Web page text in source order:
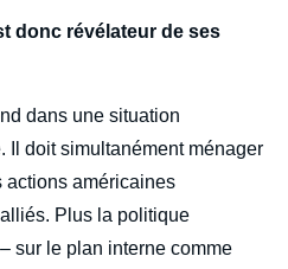
donc révélateur de ses
dans une situation
Il doit simultanément ménager
actions américaines
Plus la politique
sur le plan interne comme